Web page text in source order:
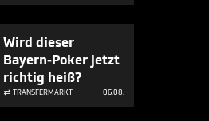
Wird dieser
Bayern-Poker jetzt
richtig heiß?
 TRANSFERMARKT 06.08.